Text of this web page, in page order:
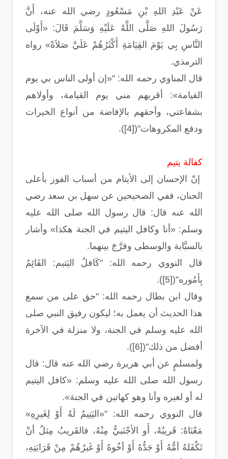
عَنْ عَبْدِ اللهِ بْنِ مَسْعُودٍ رضي الله عنه، أَنَّ
رَسُولَ اللهِ صَلَّى اللَّهُ عَلَيْهِ وَسَلَّمَ قَالَ: «أَوْلَى
النَّاسِ بِي يَوْمَ القِيَامَةِ أَكْثَرُهُمْ عَلَيَّ صَلاَةً» رواه
الترمذي.
قال المناوي رحمه الله: "«إن أولى الناس بي يوم
القيامة»: أقربهم مني يوم القيامة، وأولاهم
بشفاعتي، وأحقهم بالإفاضة من أنواع الخيرات
ودفع المكروهات"([4]).
كفالة يتيم
إنّ الإحسان إلى الأيتام من أسباب الفوز بأعلى
الجنان، ففي الصحيحين عن سهل بن سعد رضي
الله عنه قال: قال رسول الله صلى الله عليه
وسلم: «أنا وكافل اليتيم في الجنة هكذا» وأشار
بالسبَّابة والوسطى وفرَّجَ بينهما.
قال النووي رحمه الله: "كَافلُ اليَتيم: القَ‍ائِمُ
بِأمُوره"([5]).
وقال ابن بطال رحمه الله: "حق على من سمع
هذا الحديث أن يعمل به؛ ليكون رفيق النبي صلى
الله عليه وسلم في الجنة، ولا منزلة في الآخرة
أفضل من ذلك"([6]).
ولمسلمٍ عن أبي هريرة رضي الله عنه قال: قال
رسول الله صلى الله عليه وسلم: «كافل اليتيم
له أو لغيره وأنا وهو كهاتين في الجنة».
قال النووي رحمه الله: "«اليَتِيمُ لَهُ أَوْ لِغَيرِهِ»
مَعْنَاهُ: قَريبُهُ، أَو الأجْنَبيُّ مِنْهُ، فالقَريبُ مِثلُ أنْ
تَكْفَلهُ أمُّهُ أَوْ جَدُّهُ أَوْ أخُوهُ أَوْ غَيرُهُمْ مِنْ قَرَابَتِهِ،